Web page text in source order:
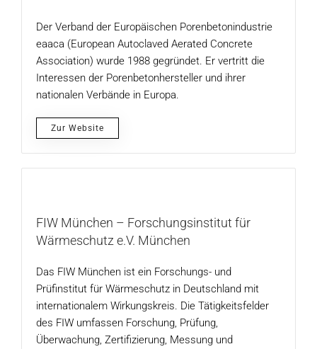
Der Verband der Europäischen Porenbetonindustrie
eaaca (European Autoclaved Aerated Concrete
Association) wurde 1988 gegründet. Er vertritt die
Interessen der Porenbetonhersteller und ihrer
nationalen Verbände in Europa.
Zur Website
FIW München – Forschungsinstitut für
Wärmeschutz e.V. München
Das FIW München ist ein Forschungs- und
Prüfinstitut für Wärmeschutz in Deutschland mit
internationalem Wirkungskreis. Die Tätigkeitsfelder
des FIW umfassen Forschung, Prüfung,
Überwachung, Zertifizierung, Messung und